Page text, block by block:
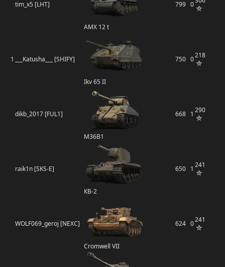
tim_x5 [LHT]
AMX 12 t
799 0
1 ___Katusha___ [SHIFY]
Ikv 65 II
750 0218
dikb_2017 [FUL1]
M36B1
668 1 290
raik1n [SKS-E]
КВ-2
650 1 241
WOLF069_geroj [NEXC]
Cromwell VII
624 0241